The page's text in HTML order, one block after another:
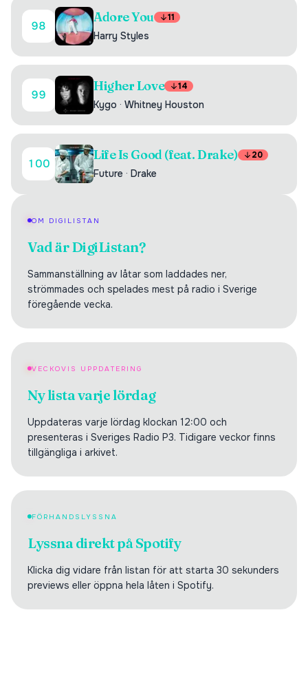
98
Adore You 11
Harry Styles
99
Higher Love 14
Kygo · Whitney Houston
100
Life Is Good (feat. Drake) 20
Future · Drake
OM DIGILISTAN
Vad är DigiListan?
Sammanställning av låtar som laddades ner,
strömmades och spelades mest på radio i Sverige
föregående vecka.
VECKOVIS UPPDATERING
Ny lista varje lördag
Uppdateras varje lördag klockan 12:00 och
presenteras i Sveriges Radio P3. Tidigare veckor finns
tillgängliga i arkivet.
FÖRHANDSLYSSNA
Lyssna direkt på Spotify
Klicka dig vidare från listan för att starta 30 sekunders
previews eller öppna hela låten i Spotify.